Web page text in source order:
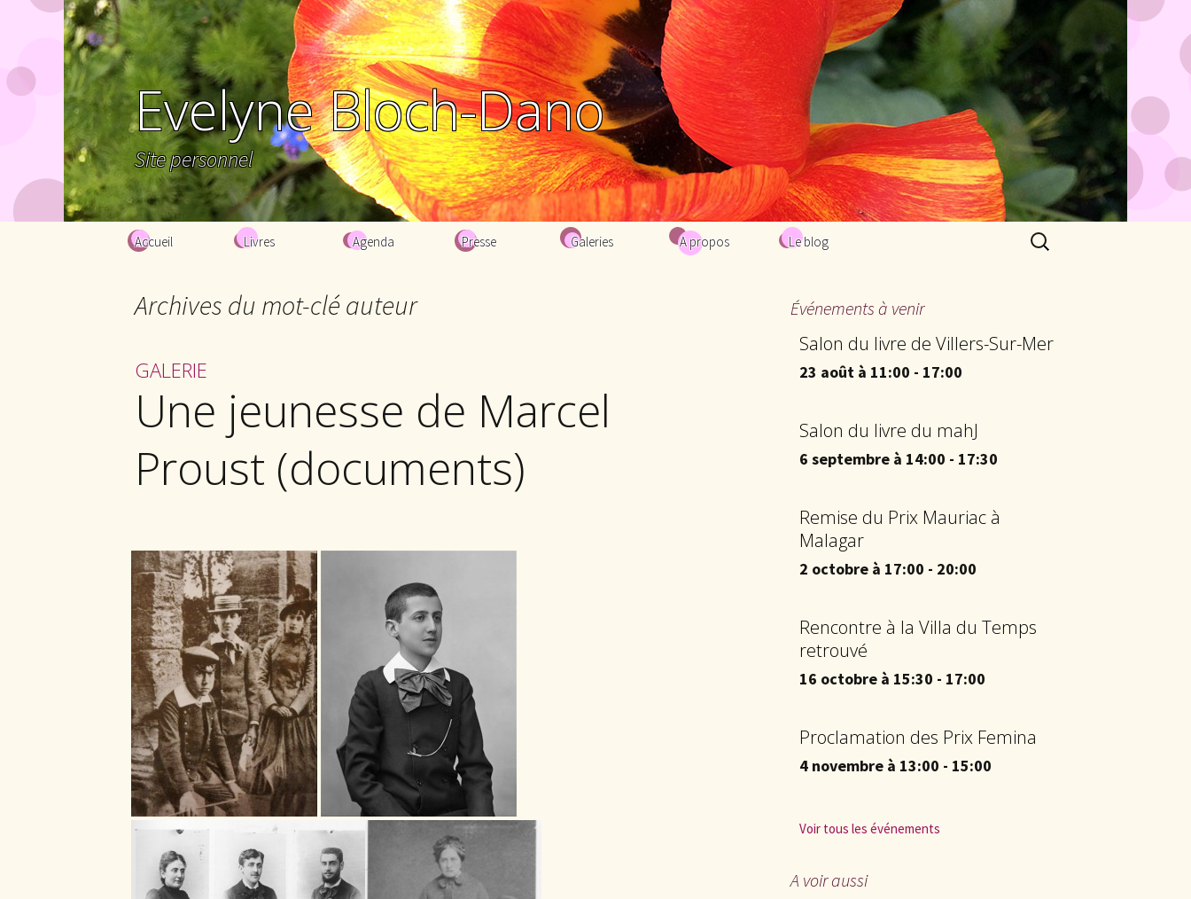
Evelyne Bloch-Dano
Site personnel
Aller au contenu principal
Accueil Livres Agenda Presse Galeries A propos Le blog Rechercher :
Archives du mot-clé auteur
GALERIE
Une jeunesse de Marcel
Proust (documents)
Événements à venir
Salon du livre de Villers-Sur-Mer
23 août à 11:00 - 17:00
Salon du livre du mahJ
6 septembre à 14:00 - 17:30
Remise du Prix Mauriac à
Malagar
2 octobre à 17:00 - 20:00
Rencontre à la Villa du Temps
retrouvé
16 octobre à 15:30 - 17:00
Proclamation des Prix Femina
4 novembre à 13:00 - 15:00
Voir tous les événements
A voir aussi